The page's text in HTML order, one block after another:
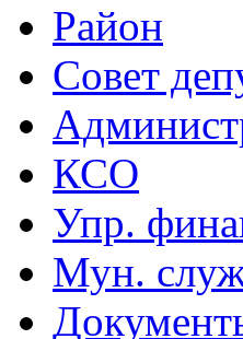
Район
Совет
КСО
Упр.
Мун.